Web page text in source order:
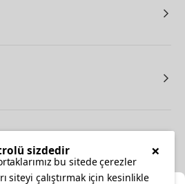
×
sizdedir
bu sitede çerezler
siteyi çalıştırmak için kesinlikle